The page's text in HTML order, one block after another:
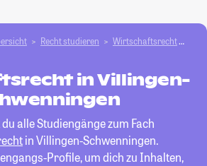
Recht studieren Wirtschaftsrecht
in Villingen-
alle Studiengänge zum Fach
in Villingen-Schwenningen.
Profile, um dich zu Inhalten,